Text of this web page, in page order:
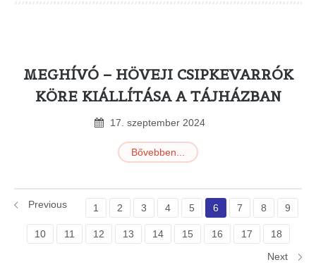
MEGHÍVÓ – HÖVEJI CSIPKEVARRÓK
KÖRE KIÁLLÍTÁSA A TÁJHÁZBAN
17 szeptember 2024
Bővebben...
Previous 1 2 3 4 5 6 7 8 9
10 11 12 13 14 15 16 17
18
Next